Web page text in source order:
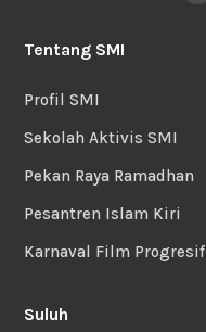
Tentang SMI
Profil SMI
Sekolah Aktivis SMI
Pekan Raya Ramadhan
Pesantren Islam Kiri
Karnaval Film Progresif
Suluh